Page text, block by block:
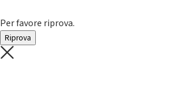
Per favore riprova.
Riprova